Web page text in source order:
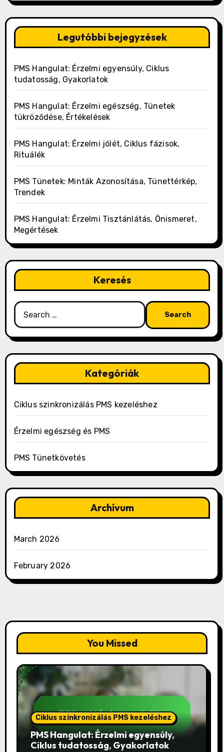
Legutóbbi bejegyzések
PMS Hangulat: Érzelmi egyensúly, Ciklus
tudatosság, Gyakorlatok
PMS Hangulat: Érzelmi egészség, Tünetek
tükröződése, Értékelések
PMS Hangulat: Érzelmi jólét, Ciklus fázisok,
Rituálék
PMS Tünetek: Minták Azonosítása, Tünettérkép,
Trendek
PMS Hangulat: Érzelmi Tisztánlátás, Önismeret,
Megértések
Keresés
Search
for:
Kategóriák
Ciklus szinkronizálás PMS kezeléshez
Érzelmi egészség és PMS
PMS Tünetkövetés
Archívum
March 2026
February 2026
You Missed
Ciklus szinkronizálás PMS kezeléshez
PMS Hangulat: Érzelmi egyensúly,
Ciklus tudatosság, Gyakorlatok